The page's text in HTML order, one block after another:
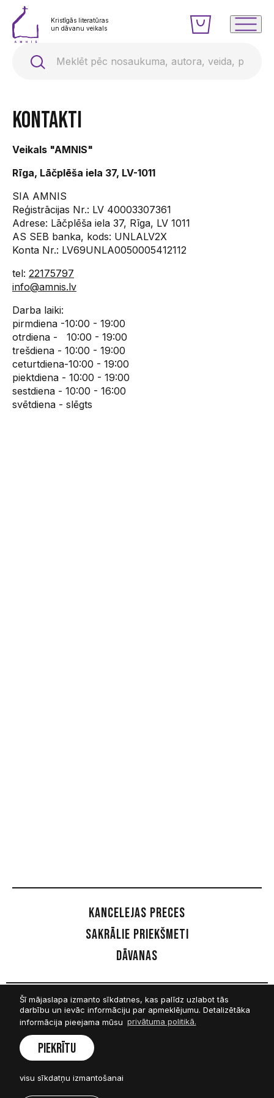
Šī mājaslapa izmanto sīkdatnes, kas palīdz uzlabot tās
darbību un ievāc informāciju par apmeklējumu. Detalizētāka
informācija pieejama mūsu privātuma politikā.
Piekrītu
visu sīkdatņu izmantošanai
Kristīgās literatūras
un dāvanu veikals
Kontakti
Veikals "AMNIS"
Rīga, Lāčplēša iela 37, LV-1011
SIA AMNIS
Reģistrācijas Nr.: LV 40003307361
Adrese: Lāčplēša iela 37, Rīga, LV 1011
AS SEB banka, kods: UNLALV2X
Konta Nr.: LV69UNLA0050005412112
tel: 22175797
info@amnis.lv
Darba laiki:
pirmdiena -10:00 - 19:00
otrdiena - 10:00 - 19:00
trešdiena - 10:00 - 19:00
ceturtdiena-10:00 - 19:00
piektdiena - 10:00 - 19:00
sestdiena - 10:00 - 16:00
svētdiena - slēgts
Kancelejas preces
Sakrālie priekšmeti
Dāvanas
Sekot mums